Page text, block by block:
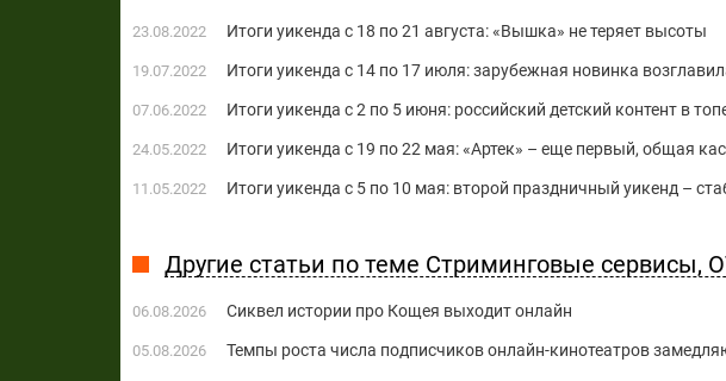
23.08.2022 Итоги уикенда с 18 по 21 августа: «Вышка» не теряет высоты
19.07.2022 Итоги уикенда с 14 по 17 июля: зарубежная новинка
07.06.2022 Итоги уикенда с 2 по 5 июня: российский детский контент в
24.05.2022 Итоги уикенда с 19 по 22 мая: «Артек» – еще первый, общая
11.05.2022 Итоги уикенда с 5 по 10 мая: второй праздничный уикенд –
Другие статьи по теме Стриминговые сервисы,
06.08.2026 Сиквел истории про Кощея выходит онлайн
05.08.2026 Темпы роста числа подписчиков онлайн-кинотеатров